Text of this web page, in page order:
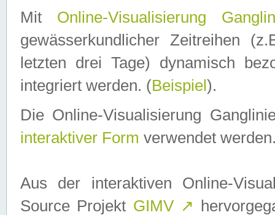
Mit Online-Visualisierung
gewässerkundlicher Zeitreihen
letzten drei Tage) dynamisch
integriert werden. (Beispiel ).
Die Online-Visualisierung
interaktiver Form verwendet
Aus der interaktiven Online-
Source Projekt GIMV ↗